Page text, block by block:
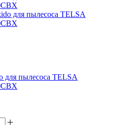
для пылесоса TELSA